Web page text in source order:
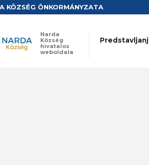
KÖZSÉG ÖNKORMÁNYZATA
Narda
Község
hivatalos
weboldala
Predstavljanj